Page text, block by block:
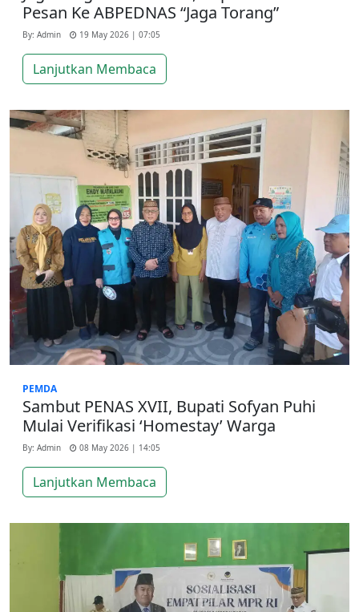
Pesan Ke ABPEDNAS “Jaga Torang”
By: Admin 19 May 2026 | 07:05
Lanjutkan Membaca
PEMDA
Sambut PENAS XVII, Bupati Sofyan Puhi
Mulai Verifikasi ‘Homestay’ Warga
By: Admin 08 May 2026 | 14:05
Lanjutkan Membaca